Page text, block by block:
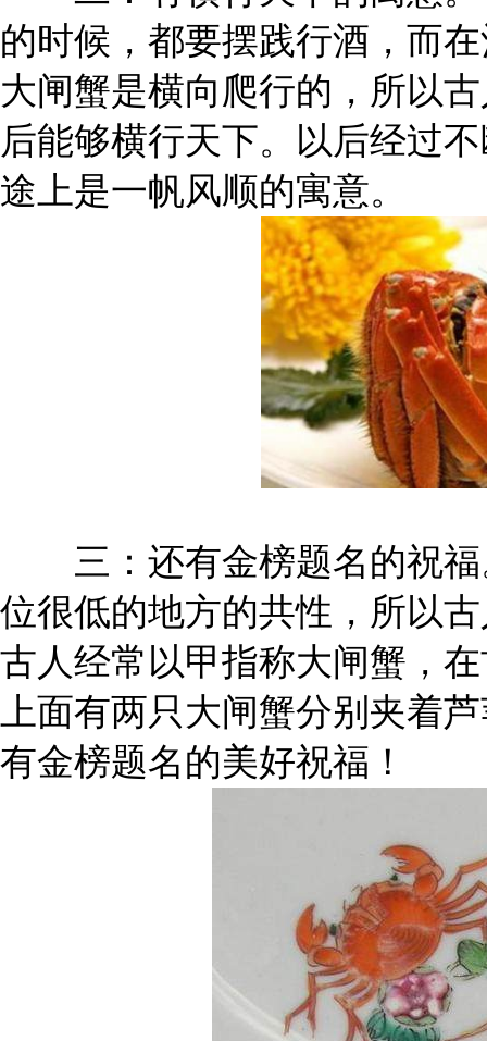
的时候，都要摆践行酒，而
大闸蟹是横向爬行的，所以
后能够横行天下。以后经过
途上是一帆风顺的寓意。
三：还有金榜题名的祝福
位很低的地方的共性，所以
古人经常以甲指称大闸蟹，
上面有两只大闸蟹分别夹着
有金榜题名的美好祝福！